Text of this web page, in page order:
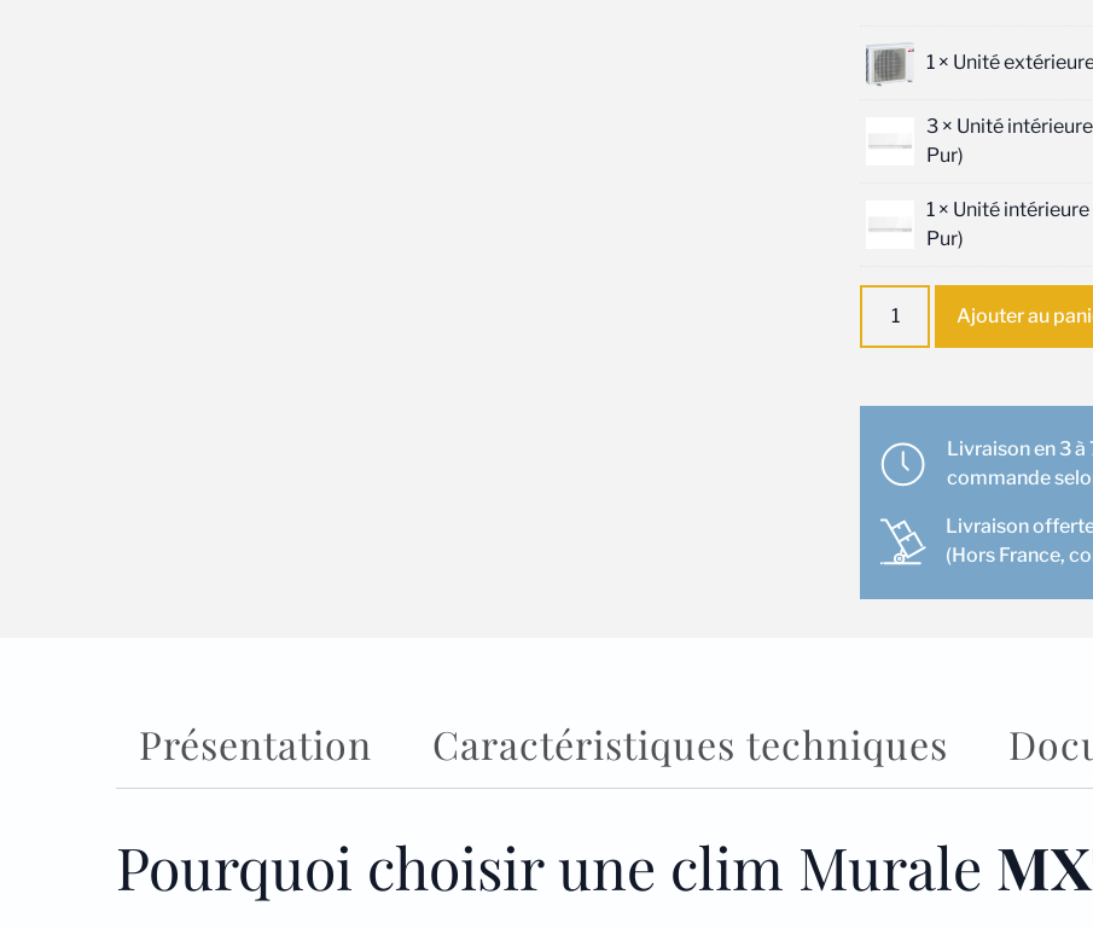
1 × Unité
3 × Unité
Pur)
1 × Unité
Pur)
Ensemble
Murale
Mitsubishi
(MXZ-
4F72VF
MSZ-
EF35VGK
Ajouter au
Livraison en 3
commande
Livraison
(Hors France,
Présentation Caractéristiques techniques
Pourquoi choisir une clim Murale